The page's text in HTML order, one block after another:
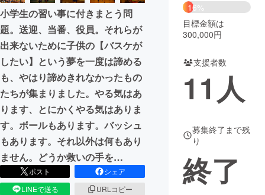
まちづくり・地域活性化
CAMPFIRE for Social Good
CAMPFIRE Creation
CAMPFIREふるさと納税machi-ya コミュニティ
小学生の習い事に付きまとう問
題。送迎、当番、役員。それらが
出来ないために子供の【バスケが
したい】という夢を一度は諦める
も、やはり諦めきれなかったもの
たちが集まりました。やる気はあ
ります、とにかくやる気はありま
す。ボールもあります。バッシュ
もあります。それ以外は何もあり
ません。どうか救いの手を…
ポスト
シェア
LINEで送る
URLコピー
16%
目標金額は
300,000円
支援者数
11 人
募集終了まで残
り
終了